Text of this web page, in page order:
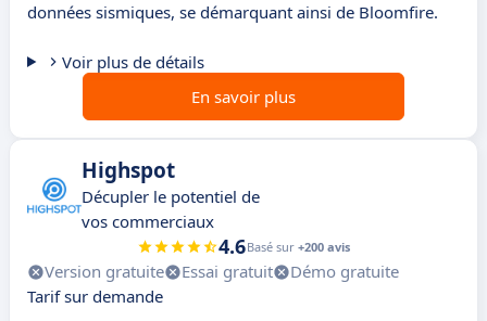
données sismiques, se démarquant ainsi de Bloomfire.
Voir plus de détails
En savoir plus
Highspot
Décupler le potentiel de
vos commerciaux
4.6Basé sur +200 avis
Version gratuite Essai gratuit
Démo gratuite
Tarif sur demande